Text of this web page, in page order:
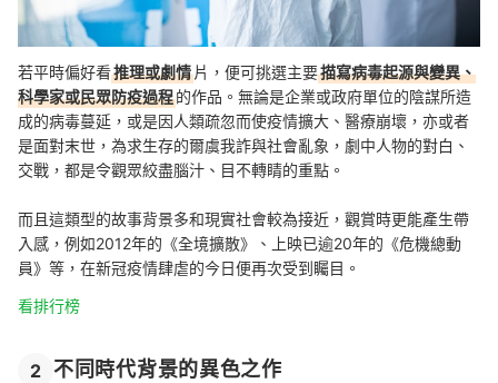
若平時偏好看推理或劇情 片，便可挑選主要描寫病毒起源與變異、
科學家或民眾防疫過程的作品。無論是企業或政府單位的陰謀所造
成的病毒蔓延，或是因人類疏忽而使疫情擴大、醫療崩壞，亦或者
是面對末世，為求生存的爾虞我詐與社會亂象，劇中人物的對白、
交戰，都是令觀眾絞盡腦汁、目不轉睛的重點。
而且這類型的故事背景多和現實社會較為接近，觀賞時更能產生帶
入感，例如2012年的《全境擴散》、上映已逾20年的《危機總動
員》等，在新冠疫情肆虐的今日便再次受到矚目。
看排行榜
2 不同時代背景的異色之作